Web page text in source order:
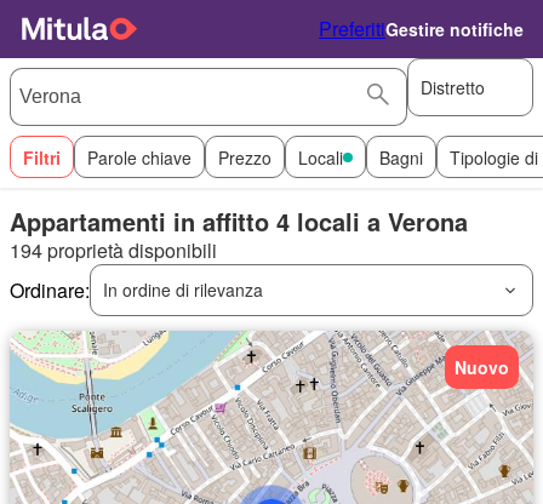
PreferitiGestire notifiche
Distretto
Filtri Parole chiave Prezzo Locali Bagni Tipologie
Appartamenti in affitto 4 locali a Verona
194 proprietà disponibili
Ordinare:
In ordine di rilevanza
Nuovo